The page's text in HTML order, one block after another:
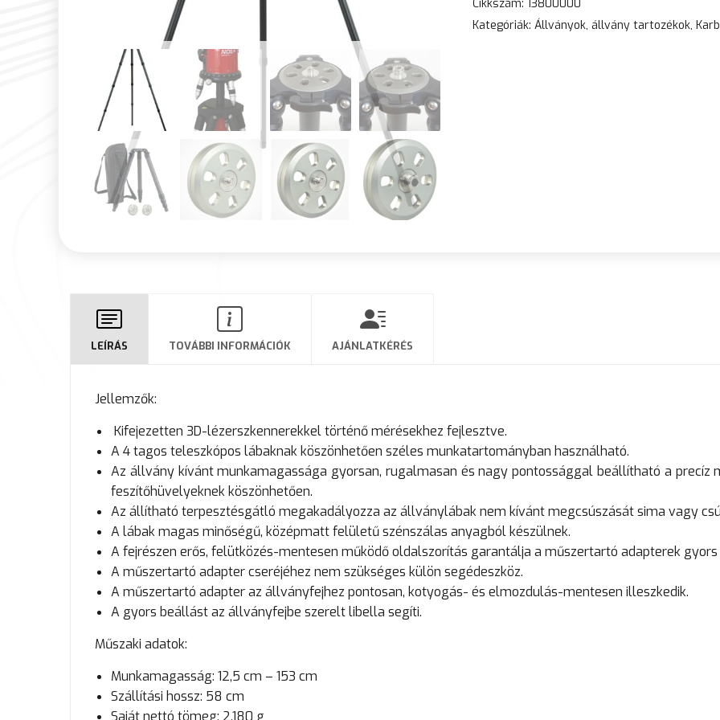
Cikkszám: 13800000
Kategóriák:Állványok, állvány tartozékok,
LEÍRÁS TOVÁBBI INFORMÁCIÓK AJÁNLATKÉRÉS
Jellemzők:
Kifejezetten 3D-lézerszkennerekkel történő mérésekhez fejlesztve.
A 4 tagos teleszkópos lábaknak köszönhetően széles munkatartományban használható.
Az állvány kívánt munkamagassága gyorsan, rugalmasan és nagy pontossággal beállítható a precíz
feszítőhüvelyeknek köszönhetően.
Az állítható terpesztésgátló megakadályozza az állványlábak nem kívánt megcsúszását sima vagy
A lábak magas minőségű, középmatt felületű szénszálas anyagból készülnek.
A fejrészen erős, felütközés-mentesen működő oldalszorítás garantálja a műszertartó adapterek gyors
A műszertartó adapter cseréjéhez nem szükséges külön segédeszköz.
A műszertartó adapter az állványfejhez pontosan, kotyogás- és elmozdulás-mentesen illeszkedik.
A gyors beállást az állványfejbe szerelt libella segíti.
Műszaki adatok:
Munkamagasság: 12,5 cm – 153 cm
Szállítási hossz: 58 cm
Saját nettó tömeg: 2.180 g